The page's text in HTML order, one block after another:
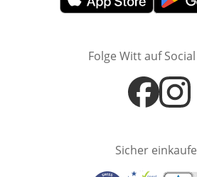
Öffnet in neuem Fenster
Öffnet
Folge Witt auf
Öffnet inÖffnet
Sicher